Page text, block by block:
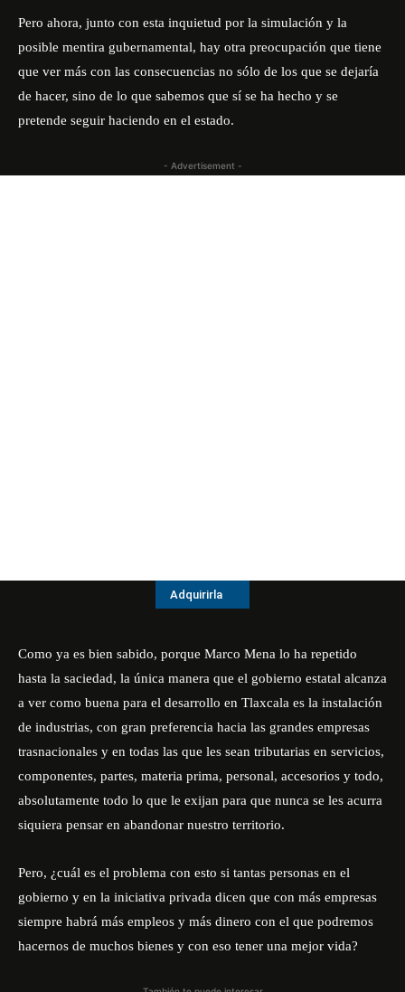
Pero ahora, junto con esta inquietud por la simulación y la
posible mentira gubernamental, hay otra preocupación que tiene
que ver más con las consecuencias no sólo de los que se dejaría
de hacer, sino de lo que sabemos que sí se ha hecho y se
pretende seguir haciendo en el estado.
- Advertisement -
Adquirirla
Como ya es bien sabido, porque Marco Mena lo ha repetido
hasta la saciedad, la única manera que el gobierno estatal alcanza
a ver como buena para el desarrollo en Tlaxcala es la instalación
de industrias, con gran preferencia hacia las grandes empresas
trasnacionales y en todas las que les sean tributarias en servicios,
componentes, partes, materia prima, personal, accesorios y todo,
absolutamente todo lo que le exijan para que nunca se les acurra
siquiera pensar en abandonar nuestro territorio.
Pero, ¿cuál es el problema con esto si tantas personas en el
gobierno y en la iniciativa privada dicen que con más empresas
siempre habrá más empleos y más dinero con el que podremos
hacernos de muchos bienes y con eso tener una mejor vida?